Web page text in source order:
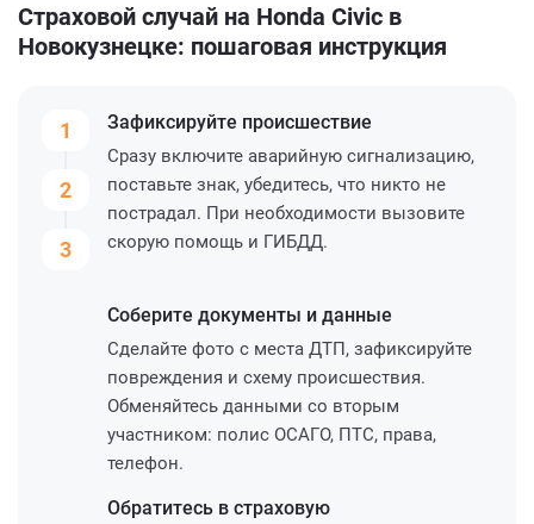
Страховой случай на Honda Civic в
Новокузнецке: пошаговая инструкция
1
2
3
Зафиксируйте происшествие
Сразу включите аварийную сигнализацию,
поставьте знак, убедитесь, что никто не
пострадал. При необходимости вызовите
скорую помощь и ГИБДД.
Соберите документы и данные
Сделайте фото с места ДТП, зафиксируйте
повреждения и схему происшествия.
Обменяйтесь данными со вторым
участником: полис ОСАГО, ПТС, права,
телефон.
Обратитесь в страховую